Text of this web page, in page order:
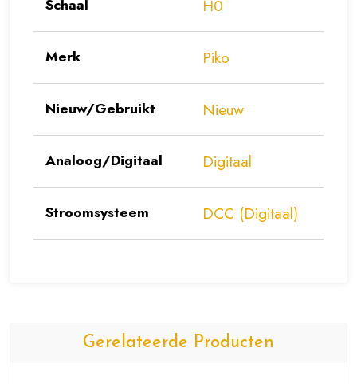
Schaal H0
Merk Piko
Nieuw/Gebruikt Nieuw
Analoog/Digitaal Digitaal
Stroomsysteem DCC (Digitaal)
Gerelateerde Producten